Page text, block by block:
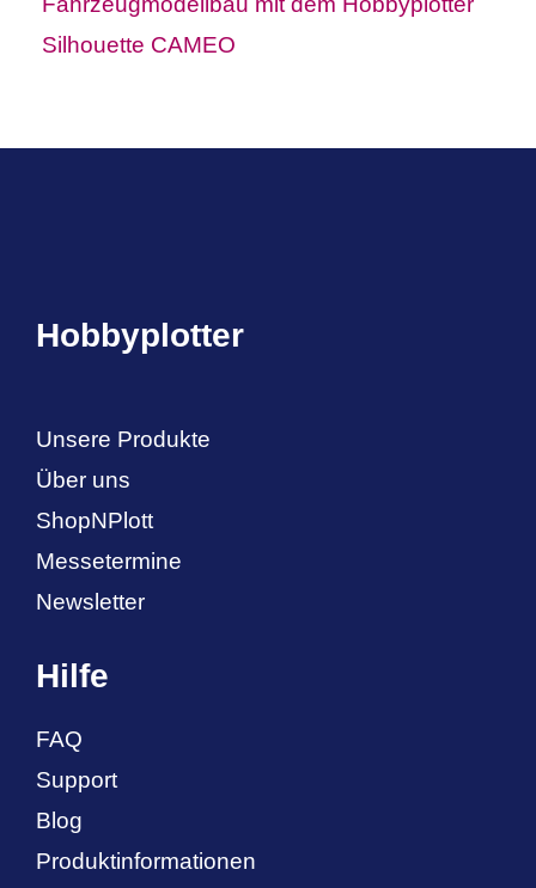
Silhouette CAMEO
Hobbyplotter
Unsere Produkte
Über uns
ShopNPlott
Messetermine
Newsletter
Hilfe
FAQ
Support
Blog
Produktinformationen